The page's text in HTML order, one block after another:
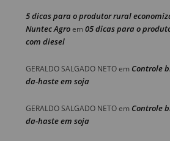
5 dicas para o produtor rural
Nuntec Agroem 05 dicas para o
com diesel
GERALDO SALGADO NETOem Controle
da-haste em soja
GERALDO SALGADO NETOem Controle
da-haste em soja